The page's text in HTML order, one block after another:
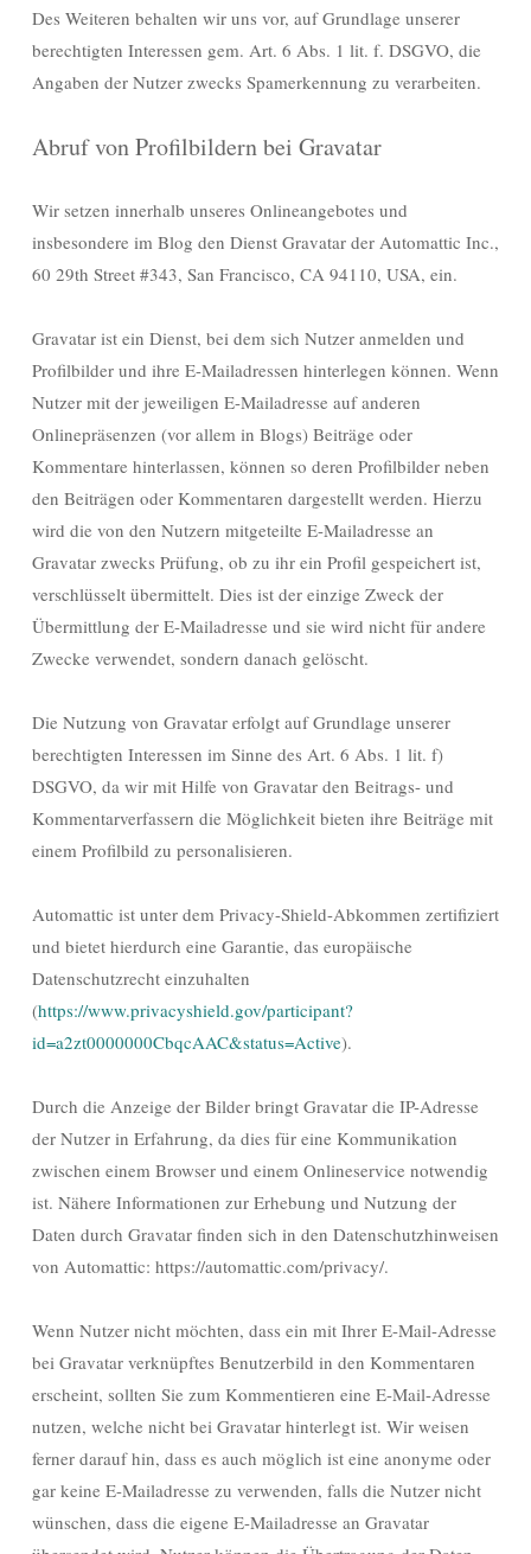
Des Weiteren behalten wir uns vor, auf Grundlage unserer
berechtigten Interessen gem. Art. 6 Abs. 1 lit. f. DSGVO, die
Angaben der Nutzer zwecks Spamerkennung zu verarbeiten.
Abruf von Profilbildern bei Gravatar
Wir setzen innerhalb unseres Onlineangebotes und
insbesondere im Blog den Dienst Gravatar der Automattic Inc.,
60 29th Street #343, San Francisco, CA 94110, USA, ein.
Gravatar ist ein Dienst, bei dem sich Nutzer anmelden und
Profilbilder und ihre E-Mailadressen hinterlegen können. Wenn
Nutzer mit der jeweiligen E-Mailadresse auf anderen
Onlinepräsenzen (vor allem in Blogs) Beiträge oder
Kommentare hinterlassen, können so deren Profilbilder neben
den Beiträgen oder Kommentaren dargestellt werden. Hierzu
wird die von den Nutzern mitgeteilte E-Mailadresse an
Gravatar zwecks Prüfung, ob zu ihr ein Profil gespeichert ist,
verschlüsselt übermittelt. Dies ist der einzige Zweck der
Übermittlung der E-Mailadresse und sie wird nicht für andere
Zwecke verwendet, sondern danach gelöscht.
Die Nutzung von Gravatar erfolgt auf Grundlage unserer
berechtigten Interessen im Sinne des Art. 6 Abs. 1 lit. f)
DSGVO, da wir mit Hilfe von Gravatar den Beitrags- und
Kommentarverfassern die Möglichkeit bieten ihre Beiträge mit
einem Profilbild zu personalisieren.
Automattic ist unter dem Privacy-Shield-Abkommen zertifiziert
und bietet hierdurch eine Garantie, das europäische
Datenschutzrecht einzuhalten
(https://www.privacyshield.gov/participant?
id=a2zt0000000CbqcAAC&status=Active).
Durch die Anzeige der Bilder bringt Gravatar die IP-Adresse
der Nutzer in Erfahrung, da dies für eine Kommunikation
zwischen einem Browser und einem Onlineservice notwendig
ist. Nähere Informationen zur Erhebung und Nutzung der
Daten durch Gravatar finden sich in den Datenschutzhinweisen
von Automattic: https://automattic.com/privacy/.
Wenn Nutzer nicht möchten, dass ein mit Ihrer E-Mail-Adresse
bei Gravatar verknüpftes Benutzerbild in den Kommentaren
erscheint, sollten Sie zum Kommentieren eine E-Mail-Adresse
nutzen, welche nicht bei Gravatar hinterlegt ist. Wir weisen
ferner darauf hin, dass es auch möglich ist eine anonyme oder
gar keine E-Mailadresse zu verwenden, falls die Nutzer nicht
wünschen, dass die eigene E-Mailadresse an Gravatar